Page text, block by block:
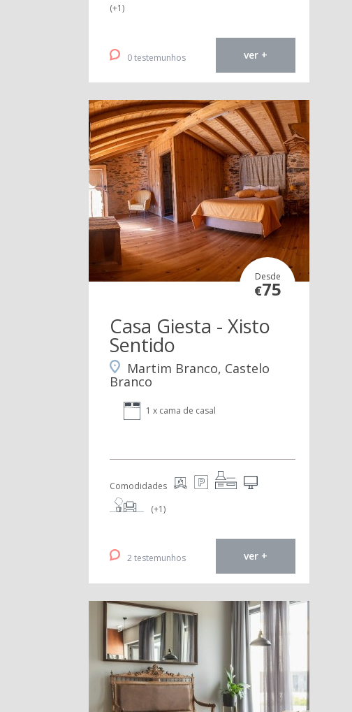
(+1)
0 testemunhos ver +
Desde
€75
Casa Giesta - Xisto
Sentido
Martim Branco, Castelo
Branco
1 x cama de casal
Comodidades
(+1)
2 testemunhos ver +